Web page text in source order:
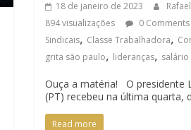
18 de janeiro de 2023
894 visualizações
0 Comments
Sindicais, Classe Trabalhadora,
grita são paulo, lideranças,
Ouça a matéria! O presidente
(PT) recebeu na última quarta,
Read more